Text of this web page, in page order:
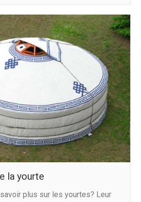
la yourte
plus sur les yourtes? Leur